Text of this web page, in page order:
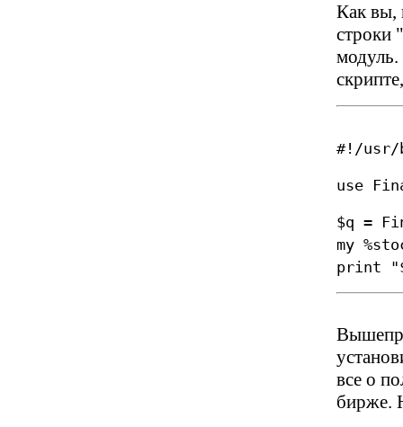
Как вы,
строки
модуль.
#!/usr/
use
$q =
my
print
все о
бирже.